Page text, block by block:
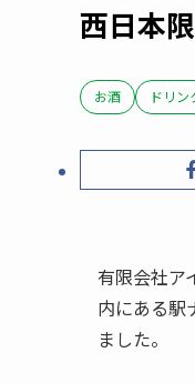
西日本限
お酒 ドリン
有限会社ア
内にある駅
ました。